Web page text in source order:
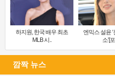
하지원, 한국 배우 최초
MLB 시..
엔믹스 설윤
소’[포..
깜짝 뉴스